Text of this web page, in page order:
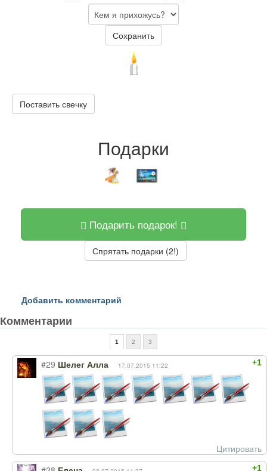
Сохранить
Поставить свечку
Подарки
Подарить подарок!
Спрятать подарки (2!)
Добавить комментарий
Комментарии
1 2 3
+1
#29 Шелег Алла 17.07.2015 11:22
Цитировать
+1